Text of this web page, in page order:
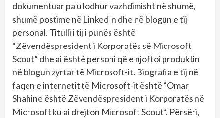
dokumentuar pa u lodhur vazhdimisht në shumë,
shumë postime në LinkedIn dhe në blogun e tij
personal. Titulli i tij i punës është
“Zëvendëspresident i Korporatës së Microsoft
Scout” dhe ai është personi që e njoftoi produktin
në blogun zyrtar të Microsoft-it. Biografia e tij në
faqen e internetit të Microsoft-it është “Omar
Shahine është Zëvendëspresident i Korporatës në
Microsoft ku ai drejton Microsoft Scout”. Përsëri,